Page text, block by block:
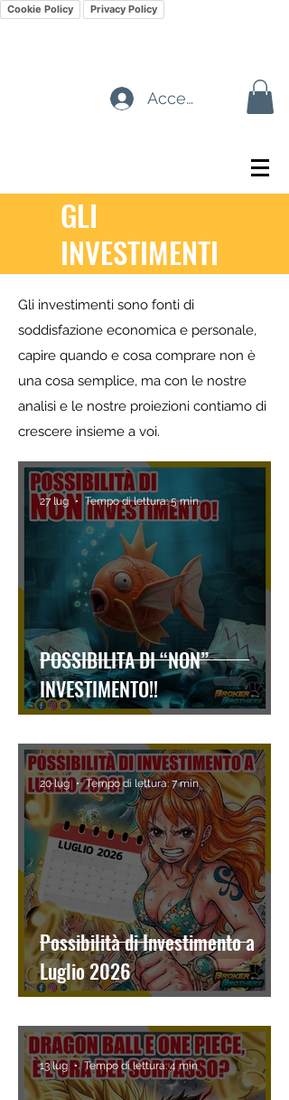
Cookie Policy Privacy Policy
Accedi
GLI
INVESTIMENTI
Gli investimenti sono fonti di
soddisfazione economica e personale,
capire quando e cosa comprare non è
una cosa semplice, ma con le nostre
analisi e le nostre proiezioni contiamo di
crescere insieme a voi.
POSSIBILITA DI “NON”
INVESTIMENTO!!
27 lug Tempo di lettura: 5 min
Possibilità di Investimento a
Luglio 2026
20 lug Tempo di lettura: 7 min
13 lug Tempo di lettura: 4 min